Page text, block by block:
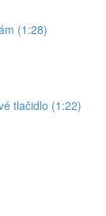
(1:28)
tlačidlo (1:22)